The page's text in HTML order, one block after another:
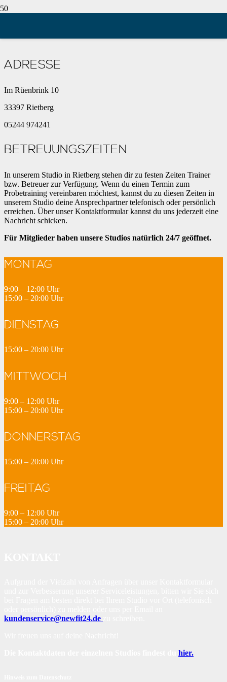
ADRESSE
Im Rüenbrink 10
33397 Rietberg
05244 974241
BETREUUNGSZEITEN
In unserem Studio in Rietberg stehen dir zu festen Zeiten Trainer
bzw. Betreuer zur Verfügung. Wenn du einen Termin zum
Probetraining vereinbaren möchtest, kannst du zu diesen Zeiten in
unserem Studio deine Ansprechpartner telefonisch oder persönlich
erreichen. Über unser Kontaktformular kannst du uns jederzeit eine
Nachricht schicken.
Für Mitglieder haben unsere Studios natürlich 24/7 geöffnet.
MONTAG
9:00 – 12:00 Uhr
15:00 – 20:00 Uhr
DIENSTAG
15:00 – 20:00 Uhr
MITTWOCH
9:00 – 12:00 Uhr
15:00 – 20:00 Uhr
DONNERSTAG
15:00 – 20:00 Uhr
FREITAG
9:00 – 12:00 Uhr
15:00 – 20:00 Uhr
kundenservice@newfit24.de
hier.